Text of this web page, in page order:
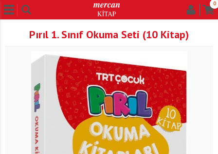
0
Pırıl 1. Sınıf Okuma Seti (10 Kitap)